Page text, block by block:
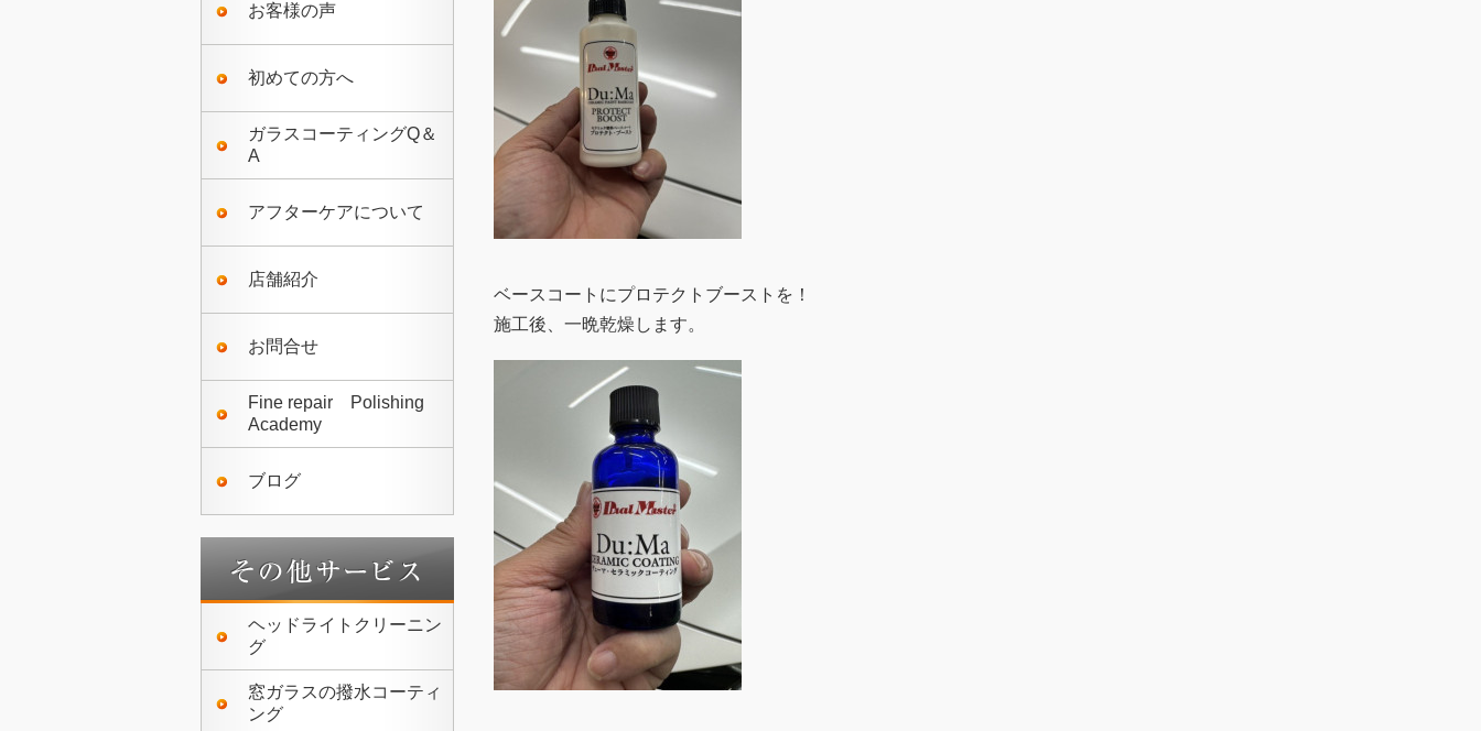
お客様の声
初めての方へ
ガラスコーティングQ＆
A
アフターケアについて
店舗紹介
お問合せ
Fine repair Polishing
Academy
ブログ
ヘッドライトクリーニン
グ
窓ガラスの撥水コーティ
ング
ベースコートにプロテクトブーストを！
施工後、一晩乾燥します。